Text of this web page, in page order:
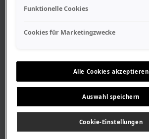
Geschäftszeiten
Stellenangebote
Geschichte
RECHTLICHES
Funktionelle Cookies
Cookies für Marketingzwecke
Alle Cookies akzeptieren
Auswahl speichern
Cookie-Einstellungen